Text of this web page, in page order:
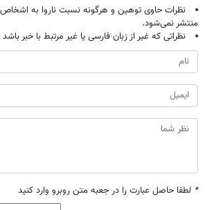
نظرات حاوی توهین و هرگونه نسبت ناروا به
منتشر نمی‌شود.
نظراتی که غیر از زبان فارسی یا غیر مرتبط با خبر
* لطفا حاصل عبارت را در جعبه متن روبرو وارد کنید